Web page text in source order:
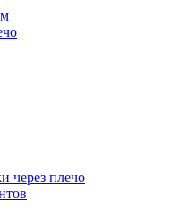
через плечо